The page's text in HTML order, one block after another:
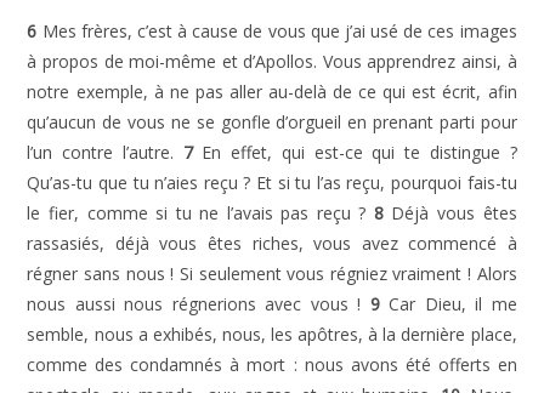
6 Mes frères, c’est à cause de vous que j’ai usé de ces images
à propos de moi-même et d’Apollos. Vous apprendrez ainsi, à
notre exemple, à ne pas aller au-delà de ce qui est écrit, afin
qu’aucun de vous ne se gonfle d’orgueil en prenant parti pour
l’un contre l’autre. 7En effet, qui est-ce qui te distingue ?
Qu’as-tu que tu n’aies reçu ? Et si tu l’as reçu, pourquoi fais-tu
le fier, comme si tu ne l’avais pas reçu ? 8Déjà vous êtes
rassasiés, déjà vous êtes riches, vous avez commencé à
régner sans nous ! Si seulement vous régniez vraiment ! Alors
nous aussi nous régnerions avec vous ! 9Car Dieu, il me
semble, nous a exhibés, nous, les apôtres, à la dernière place,
comme des condamnés à mort : nous avons été offerts en